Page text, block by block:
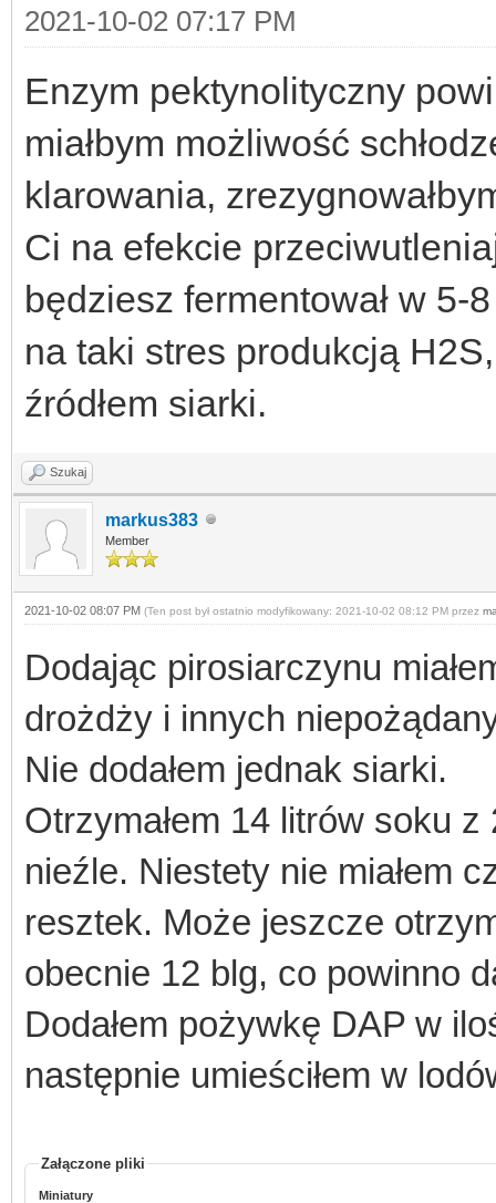
2021-10-02 07:17 PM
Enzym pektynolityczny
miałbym możliwość
klarowania,
Ci na efekcie
będziesz fermentował w
na taki stres produkcją
źródłem siarki.
Szukaj
markus383
Member
2021-10-02 08:07 PM (Ten post był ostatnio modyfikowany: 2021-10-02 08:12 PM przez
Dodając pirosiarczynu
drożdży i innych
Nie dodałem jednak siarki.
Otrzymałem 14 litrów soku z
nieźle. Niestety nie miałem
resztek. Może jeszcze
obecnie 12 blg, co powinno
Dodałem pożywkę DAP w
następnie umieściłem w
Załączone pliki
Miniatury